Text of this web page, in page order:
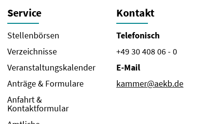
Service
Stellenbörsen
Verzeichnisse
Veranstaltungskalender
Anträge & Formulare
Anfahrt &
Kontaktformular
Kontakt
Telefonisch
+49 30 408 06 - 0
E-Mail
kammer@aekb.de